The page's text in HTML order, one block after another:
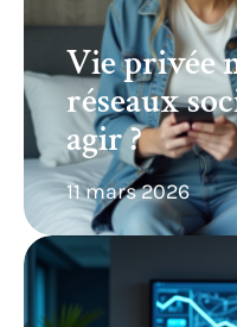
Vie privée
réseaux
agir ?
11 mars 2026